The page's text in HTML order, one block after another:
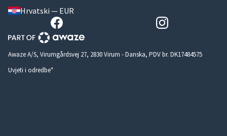
Hrvatski — EUR
Awaze A/S, Virumgårdsvej 27, 2830 Virum - Danska, PDV br. DK17484575
Uvjeti i odredbe*